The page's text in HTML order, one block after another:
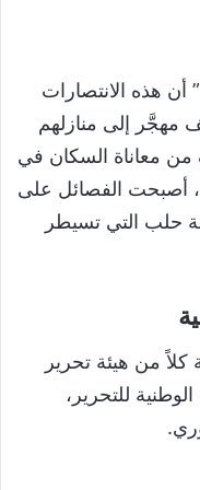
أن هذه الانتصارات
لعودة أكثر من 100 ألف مهجَّر إلى منازلهم
من معاناة السكان في
أصبحت الفصائل على
حلب التي تسيطر
من هيئة تحرير
للتحرير،